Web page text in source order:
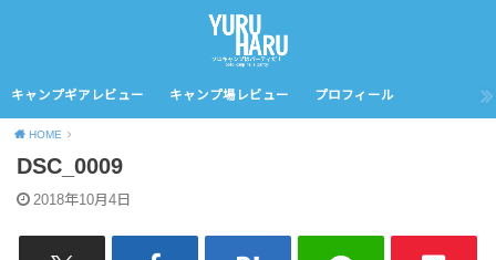
キャンプギアレビュー キャンプ場レビュー プロフィール
HOME
DSC_0009
2018年10月4日